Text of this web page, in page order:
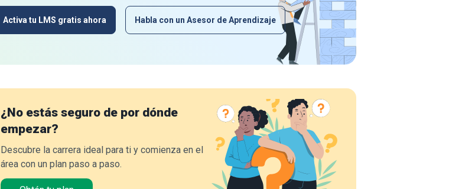
Activa tu LMS gratis ahora Habla con un Asesor de Aprendizaje
¿No estás seguro de por dónde
empezar?
Descubre la carrera ideal para ti y comienza en el
área con un plan paso a paso.